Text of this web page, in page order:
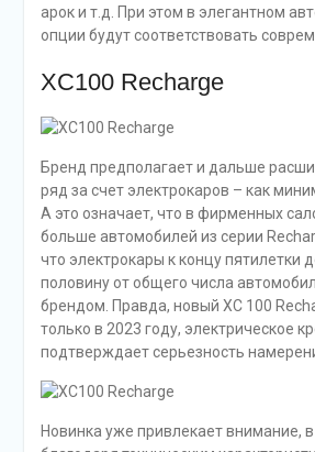
арок и т.д. При этом в элегантном
опции будут соответствовать
XC100 Recharge
Бренд предполагает и дальше
ряд за счет электрокаров – как
А это означает, что в фирменных
больше автомобилей из серии
что электрокары к концу пятилетки
половину от общего числа
брендом. Правда, новый XC 100
только в 2023 году, электрическое
подтверждает серьезность
Новинка уже привлекает внимание,